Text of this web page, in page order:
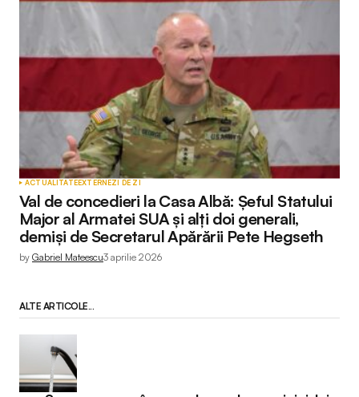
ACTUALITATEEXTERNEZI DE ZI
Val de concedieri la Casa Albă: Șeful Statului
Major al Armatei SUA și alți doi generali,
demiși de Secretarul Apărării Pete Hegseth
by Gabriel Mateescu3 aprilie 2026
ALTE ARTICOLE...